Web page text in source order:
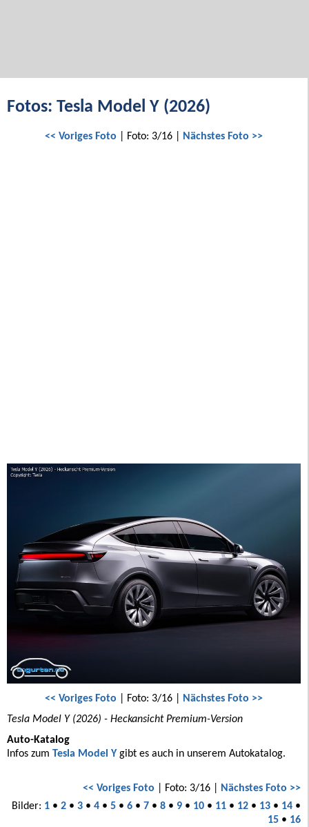
Fotos: Tesla Model Y (2026)
<< Voriges Foto | Foto: 3/16 | Nächstes Foto >>
<< Voriges Foto | Foto: 3/16 | Nächstes Foto >>
Tesla Model Y (2026) - Heckansicht Premium-Version
Auto-Katalog
Infos zum Tesla Model Y gibt es auch in unserem Autokatalog.
<< Voriges Foto | Foto: 3/16 | Nächstes Foto >>
Bilder: 1• 2• 3• 4• 5• 6• 7• 8• 9• 10• 11• 12• 13• 14•
15• 16